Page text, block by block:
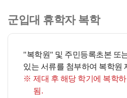
군입대 휴학자 복학
"복학원" 및 주민등록초본 또
있는 서류를 첨부하여 복학원
제대 후 해당 학기에 복학
됨.